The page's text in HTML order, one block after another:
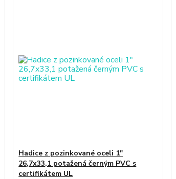
Hadice z pozinkované oceli 1"
26,7x33,1 potažená černým PVC s
certifikátem UL